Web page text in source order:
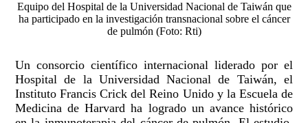
Equipo del Hospital de la Universidad Nacional de Taiwán que
ha participado en la investigación transnacional sobre el cáncer
de pulmón (Foto: Rti)
Un consorcio científico internacional liderado por el
Hospital de la Universidad Nacional de Taiwán, el
Instituto Francis Crick del Reino Unido y la Escuela de
Medicina de Harvard ha logrado un avance histórico